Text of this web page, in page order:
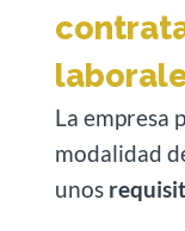
La empresa
modalidad
unos